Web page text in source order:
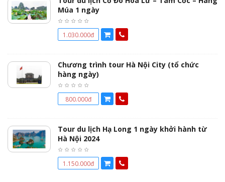
Múa 1 ngày
1.030.000đ
Chương trình tour Hà Nội City (tổ chức
hàng ngày)
800.000đ
Tour du lịch Hạ Long 1 ngày khởi hành từ
Hà Nội 2024
1.150.000đ